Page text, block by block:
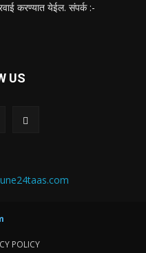
करण्यात येईल. संपर्क :-
US
POLICY